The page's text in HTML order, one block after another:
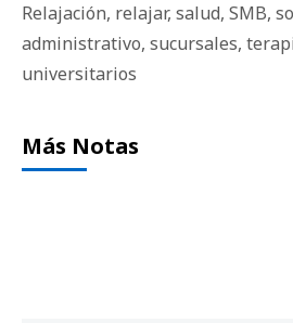
Relajación, relajar, salud, SMB,
administrativo, sucursales,
universitarios
Más Notas